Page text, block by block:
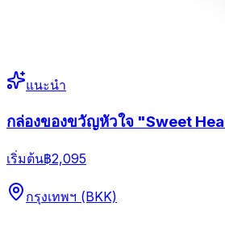
แนะนำ
กล่องของขวัญหัวใจ "Sweet
เริ่มต้น฿2,095
กรุงเทพฯ (BKK)